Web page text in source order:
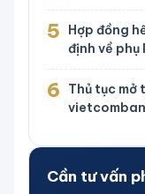
5
Hợp đồng
định về phụ
6
Thủ tục mở
Cần tư vấn